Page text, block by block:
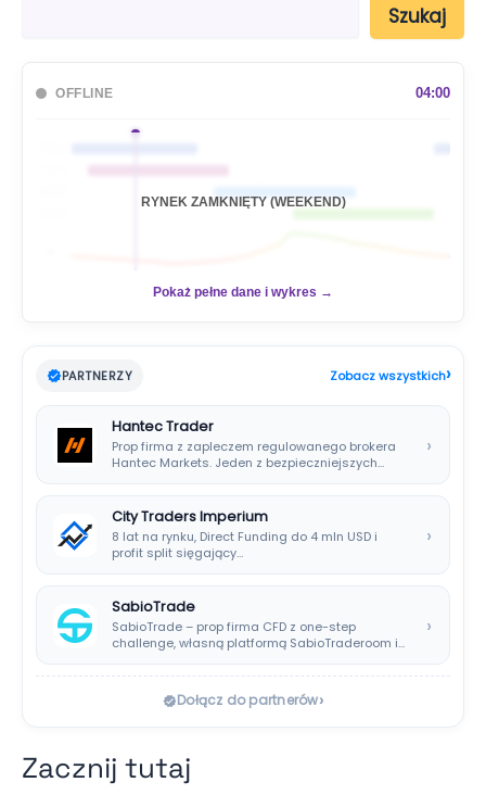
Szukaj
OFFLINE 04:00
RYNEK ZAMKNIĘTY (WEEKEND)
Pokaż pełne dane i wykres →
PARTNERZY Zobacz wszystkich›
Hantec Trader
Prop firma z zapleczem regulowanego brokera
Hantec Markets. Jeden z bezpieczniejszych
›
City Traders Imperium
8 lat na rynku, Direct Funding do 4 mln USD i
profit split sięgający…
›
SabioTrade
SabioTrade – prop firma CFD z one-step
challenge, własną platformą SabioTraderoom i
›
Dołącz do partnerów›
Zacznij tutaj